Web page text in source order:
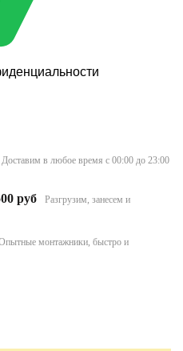
Доставим в любое время с 00:00 до 23:00
руб
Разгрузим, занесем и
монтажники, быстро и